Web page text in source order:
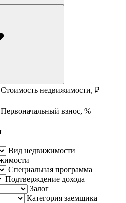
Стоимость недвижимости, ₽
Первоначальный взнос, %
Вид недвижимости
Специальная программа
Подтверждение дохода
Залог
Категория заемщика